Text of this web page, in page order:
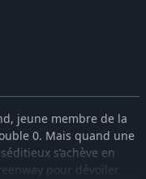
jeune membre de la
0. Mais quand une
s’achève en
pour dévoiler